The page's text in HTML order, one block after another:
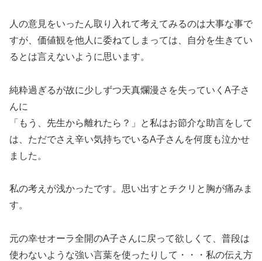
人の意見をいったん取り入れて考えてみるのは大事な事で
すが、価値観を他人に委ねてしまっては、自分を生きてい
るとは言えないように思います。
純粋過ぎるが故に少しずつ天真爛漫さを失っていくA子さ
んに
「もう、先生から離れたら？」と私はお節介な助言をして
は、ただでさえ辛い気持ちでいるA子さんを何度も泣かせ
ました。
私の考えが浅かったです。思い出すとチクリと胸が痛みま
す。
元の幸せオーラ全開のA子さんに戻って欲しくて、普段は
使わないような強い言葉を使ったりして・・・私の伝え方